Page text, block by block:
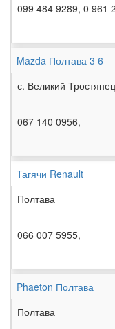
099 484 9289, 0 961
Mazda Полтава 3 6
с. Великий
067 140 0956,
Тагячи Renault
Полтава
066 007 5955,
Phaeton Полтава
Полтава